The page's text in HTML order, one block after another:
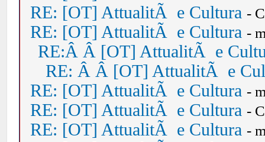
RE: [OT] AttualitÃ e Cultura -
RE: [OT] AttualitÃ e Cultura -
RE:Â Â [OT] AttualitÃ e
RE: Â Â [OT] AttualitÃ e
RE: [OT] AttualitÃ e Cultura -
RE: [OT] AttualitÃ e Cultura -
RE: [OT] AttualitÃ e Cultura -